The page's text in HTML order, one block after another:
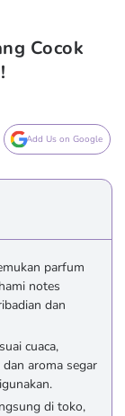
Cocok
Add Us on Google
parfum
notes
dan
cuaca,
aroma segar
di toko,